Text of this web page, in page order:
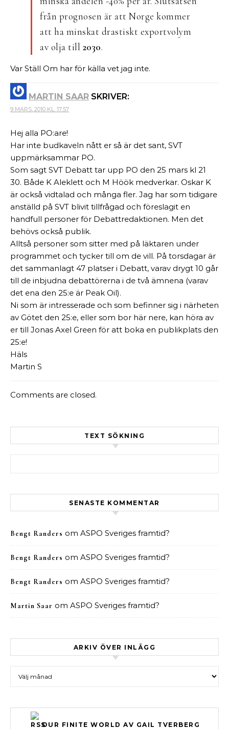
från prognosen är att Norge kommer
att ha minskat drastiskt exportvolym
av olja till 2030.
Var Ställ Om har för källa vet jag inte.
MARTIN SAAR SKRIVER:
9 MARS, 2010 KL. 17:57
Hej alla PO:are!
Har inte budkaveln nått er så är det sant, SVT
uppmärksammar PO.
Som sagt SVT Debatt tar upp PO den 25 mars kl 21
30. Både K Aleklett och M Höök medverkar. Oskar K
är också vidtalad och många fler. Jag har som tidigare
anställd på SVT blivit tillfrågad och föreslagit en
handfull personer för Debattredaktionen. Men det
behövs också publik.
Alltså personer som sitter med på läktaren under
programmet och tycker till om de vill. På torsdagar är
det sammanlagt 47 platser i Debatt, varav drygt 10 går
till de inbjudna debattörerna i de två ämnena (varav
det ena den 25:e är Peak Oil).
Ni som är intresserade och som befinner sig i närheten
av Götet den 25:e, eller som bor här nere, kan höra av
er till Jonas Axel Green för att boka en publikplats den
25:e!
Häls
Martin S
Comments are closed.
TEXT SÖKNING
SENASTE KOMMENTAR
Bengt Randers om ASPO Sveriges framtid?
Bengt Randers om ASPO Sveriges framtid?
Bengt Randers om ASPO Sveriges framtid?
Martin Saar om ASPO Sveriges framtid?
ARKIV ÖVER INLÄGG
OUR FINITE WORLD AV GAIL TVERBERG